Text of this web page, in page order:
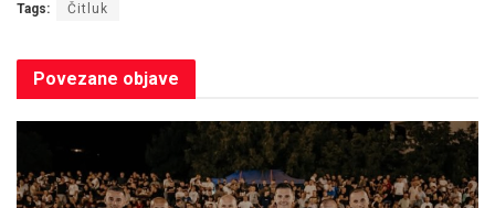
Tags: Čitluk
Povezane objave